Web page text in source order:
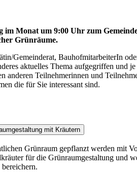
im Monat um 9:00 Uhr zum
Grünräume.
Gemeinderat, BauhofmitarbeiterIn
aktuelles Thema aufgegriffen und
anderen Teilnehmerinnen und
die für Sie interessant sind.
mit Kräutern
Grünraum gepflanzt werden mit
für die Grünraumgestaltung und